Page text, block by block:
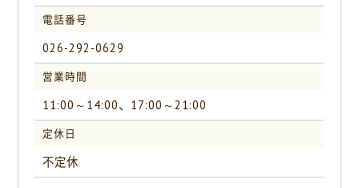
電話番号
026-292-0629
営業時間
11:00～14:00、17:00～21:00
定休日
不定休